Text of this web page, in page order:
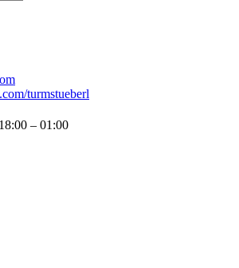
turmstueberl
18:00 – 01:00